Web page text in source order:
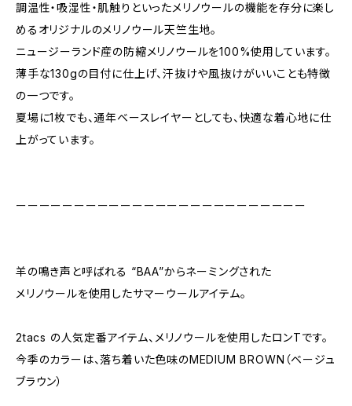
調温性・吸湿性・肌触りといったメリノウールの機能を存分に楽し
めるオリジナルのメリノウール天竺生地。
ニュージーランド産の防縮メリノウールを100%使用しています。
薄手な130gの目付に仕上げ、汗抜けや風抜けがいいことも特徴
の一つです。
夏場に1枚でも、通年ベースレイヤーとしても、快適な着心地に仕
上がっています。
ーーーーーーーーーーーーーーーーーーーーーーーーー
羊の鳴き声と呼ばれる “BAA”からネーミングされた
メリノウールを使用したサマーウールアイテム。
2tacs の人気定番アイテム、メリノウールを使用したロンTです。
今季のカラーは、落ち着いた色味のMEDIUM BROWN（ベージュ
ブラウン）